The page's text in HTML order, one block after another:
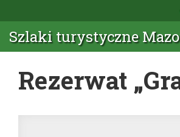
Szlaki turystyczne
Rezerwat